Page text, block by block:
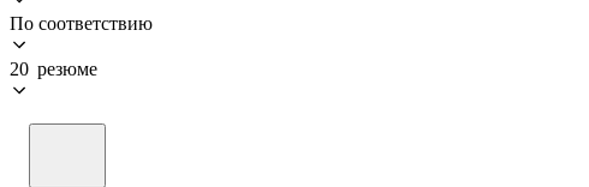
По соответствию
20 резюме